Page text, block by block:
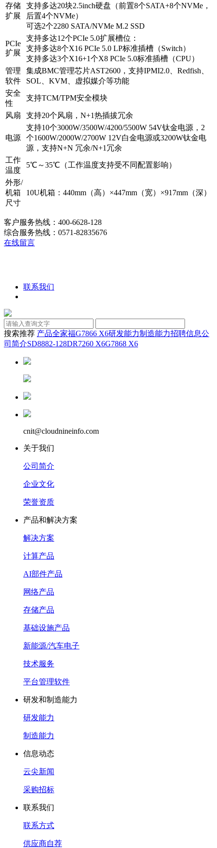
存储
扩展
支持多达20块2.5inch硬盘（前置8个SATA+8个NVMe，
后置4个NVMe）
可选2个2280 SATA/NVMe M.2 SSD
PCIe
扩展
支持多达12个PCIe 5.0扩展槽位：
支持多达8个X16 PCIe 5.0 LP标准插槽（Switch）
支持多达3个X16+1个X8 PCIe 5.0标准插槽（CPU）
管理
软件
集成BMC管理芯片AST2600，支持IPMI2.0、Redfish、
SOL、KVM、虚拟媒介等功能
安全
性
支持TCM/TPM安全模块
风扇 支持20个风扇，N+1热插拔冗余
电源
支持10个3000W/3500W/4200/5500W 54V钛金电源，2
个1600W/2000W/2700W 12V白金电源或3200W钛金电
源，支持N+N 冗余/N+1冗余
工作
温度
5℃～35℃（工作温度支持受不同配置影响）
外形/
机箱
尺寸
10U机箱：440mm（高）×447mm（宽）×917mm（深）
客户服务热线：400-6628-128
综合服务热线：0571-82835676
在线留言
联系我们
搜索推荐 产品全家福G7866 X6研发能力制造能力招聘信息公
司简介SD8882-128DR7260 X6G7868 X6
cnit@cloudnineinfo.com
关于我们
公司简介
企业文化
荣誉资质
产品和解决方案
解决方案
计算产品
AI部件产品
网络产品
存储产品
基础设施产品
新能源/汽车电子
技术服务
平台管理软件
研发和制造能力
研发能力
制造能力
信息动态
云尖新闻
采购招标
联系我们
联系方式
供应商自荐